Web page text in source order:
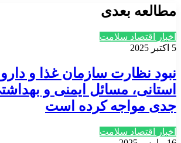
مطالعه بعدی
اخبار اقتصاد سلامت
5 اکتبر 2025
نبود نظارت سازمان غذا و
استانی، مسائل ایمنی و
جدی مواجه کرده است
اخبار اقتصاد سلامت